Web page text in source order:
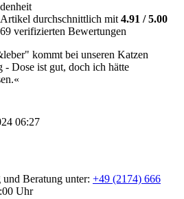
durchschnittlich mit 4.91 / 5.00
verifizierten Bewertungen
kommt bei unseren Katzen
- Dose ist gut, doch ich hätte
06:27
Beratung unter: +49 (2174) 666
Uhr